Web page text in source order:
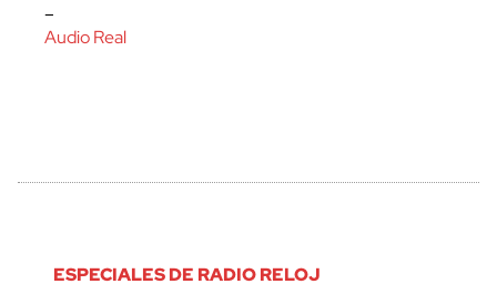
–
Audio Real
ESPECIALES DE RADIO RELOJ